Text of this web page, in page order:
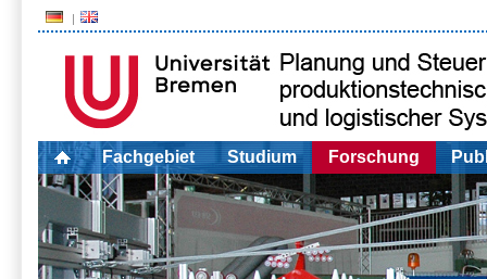
Fachgebiet Studium Forschung